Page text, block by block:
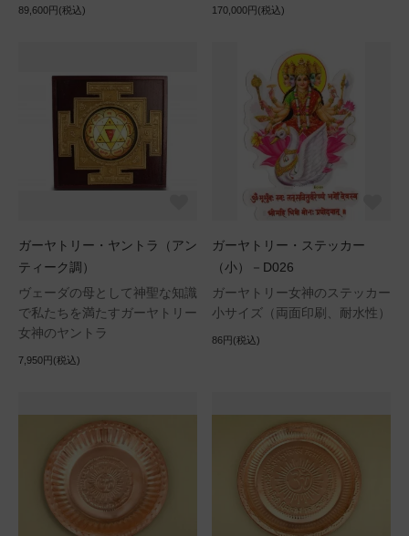
89,600円(税込) 170,000円(税込)
ガーヤトリー・ヤントラ（アン
ティーク調）
ヴェーダの母として神聖な知識
で私たちを満たすガーヤトリー
女神のヤントラ
7,950円(税込)
ガーヤトリー・ステッカー
（小）－D026
ガーヤトリー女神のステッカー
小サイズ（両面印刷、耐水性）
86円(税込)